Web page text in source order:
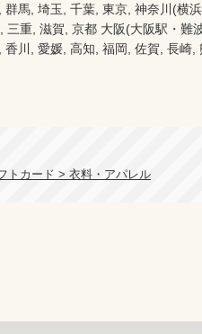
群馬, 埼玉, 千葉, 東京, 神奈川(横
三重, 滋賀, 京都 大阪(大阪駅・難
香川, 愛媛, 高知, 福岡, 佐賀, 長崎
トカード > 衣料・アパレル